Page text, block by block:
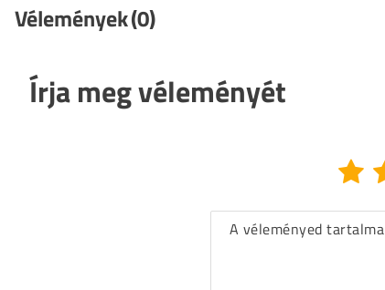
Vélemények(0)
Írja meg véleményét
A véleményed tartalma